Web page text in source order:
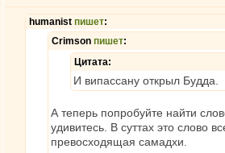
humanist пишет:
Crimson пишет:
Цитата:
И випассану открыл Будда.
А теперь попробуйте найти
удивитесь. В суттах это слово
превосходящая самадхи.